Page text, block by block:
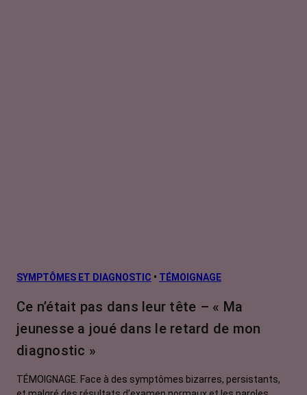
SYMPTÔMES ET DIAGNOSTIC • TÉMOIGNAGE
Ce n’était pas dans leur tête – « Ma
jeunesse a joué dans le retard de mon
diagnostic »
TÉMOIGNAGE. Face à des symptômes bizarres, persistants,